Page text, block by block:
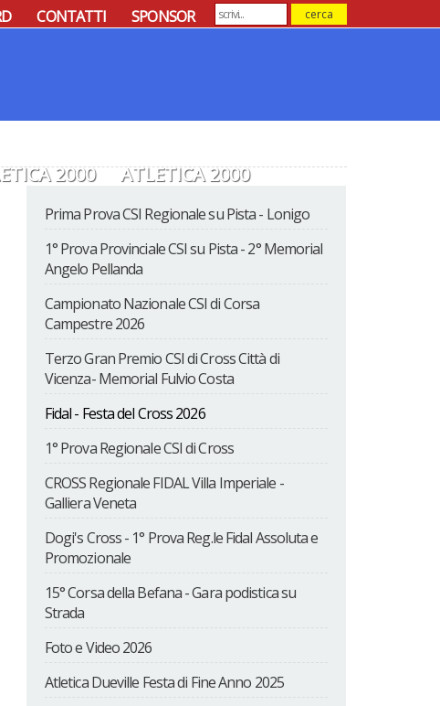
CONTATTI SPONSOR
2000 ATLETICA 2000
Prima Prova CSI Regionale su Pista - Lonigo
1° Prova Provinciale CSI su Pista - 2° Memorial
Angelo Pellanda
Campionato Nazionale CSI di Corsa
Campestre 2026
Terzo Gran Premio CSI di Cross Città di
Vicenza- Memorial Fulvio Costa
Fidal - Festa del Cross 2026
1° Prova Regionale CSI di Cross
CROSS Regionale FIDAL Villa Imperiale -
Galliera Veneta
Dogi's Cross - 1° Prova Reg.le Fidal Assoluta e
Promozionale
15° Corsa della Befana - Gara podistica su
Strada
Foto e Video 2026
Atletica Dueville Festa di Fine Anno 2025